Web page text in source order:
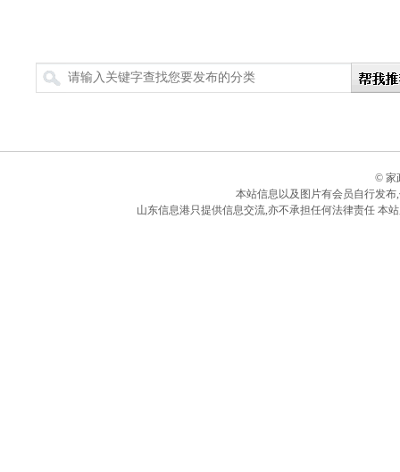
搜索
© 家
本站信息以及图片有会员自行发
山东信息港只提供信息交流,亦不承担任何法律责任 本